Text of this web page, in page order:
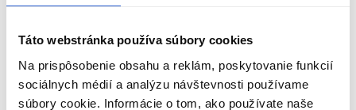
Táto webstránka používa súbory cookies
Na prispôsobenie obsahu a reklám, poskytovanie funkcií
sociálnych médií a analýzu návštevnosti používame
súbory cookie. Informácie o tom, ako používate naše
• Rýchle tónovanie nežiaducich mosadzných odtieňov.
• Dodanie fixácie vlasom.
• Hnedý odtieň je ideálny na dodanie teplého odtieňu mdlej a
vymytej hnedej farbe vlasov.